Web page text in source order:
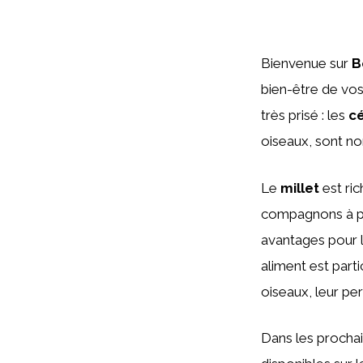
Bienvenue sur
bien-être de
très prisé : les
oiseaux, sont
Le millet est
compagnons à
avantages pour
aliment est
oiseaux, leur
Dans les